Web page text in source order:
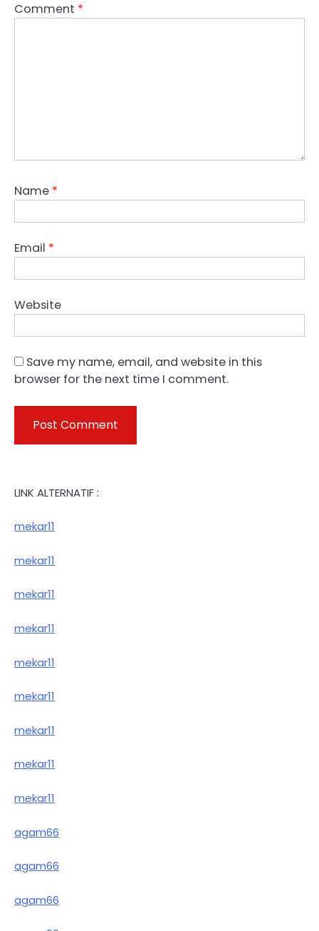
Comment *
Name *
Email *
Website
Save my name, email, and website in this
browser for the next time I comment.
LINK ALTERNATIF :
mekar11
mekar11
mekar11
mekar11
mekar11
mekar11
mekar11
mekar11
mekar11
agam66
agam66
agam66